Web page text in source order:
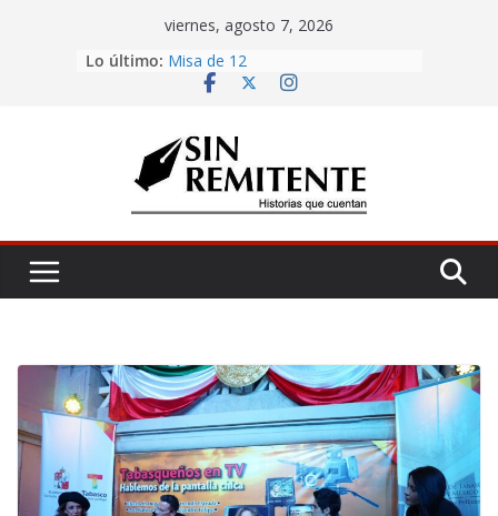
viernes, agosto 7, 2026
Lo último: La Carta
Misa de 12
Amor eterno
¡Inicia Festival Cultural Ceiba 2026!